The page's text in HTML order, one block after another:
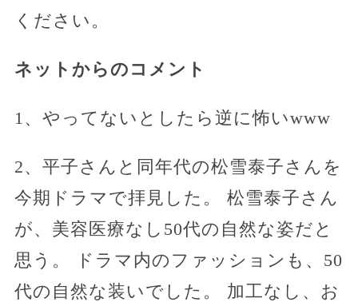
ください。
ネットからのコメント
1、やってないとしたら逆に怖いwww
2、平子さんと同年代の松雪泰子さんを
今期ドラマで拝見した。 松雪泰子さん
が、美容医療なし50代の自然な姿だと
思う。 ドラマ内のファッションも、50
代の自然な装いでした。 加工なし、お